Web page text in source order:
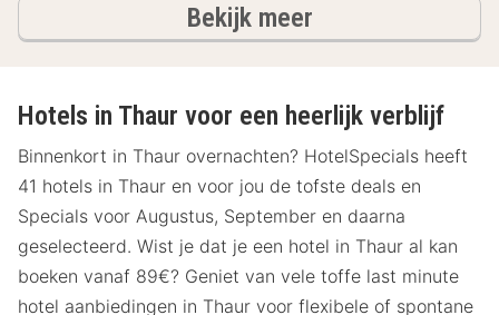
Bekijk meerhotels
Hotels in Thaur voor een heerlijk verblijf
Binnenkort in Thaur overnachten? HotelSpecials heeft
41 hotels in Thaur en voor jou de tofste deals en
Specials voor Augustus, September en daarna
geselecteerd. Wist je dat je een hotel in Thaur al kan
boeken vanaf 89€? Geniet van vele toffe last minute
hotel aanbiedingen in Thaur voor flexibele of spontane